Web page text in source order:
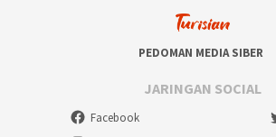
PEDOMAN MEDIA SIBER
JARINGAN SOCIAL
Facebook